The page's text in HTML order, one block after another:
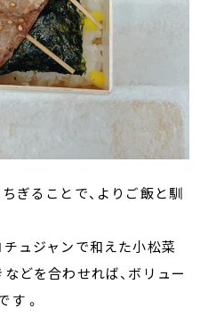
ぎることで、よりご飯と馴
ュジャンで和えた小松菜
どを合わせれば、ボリュー
す 。